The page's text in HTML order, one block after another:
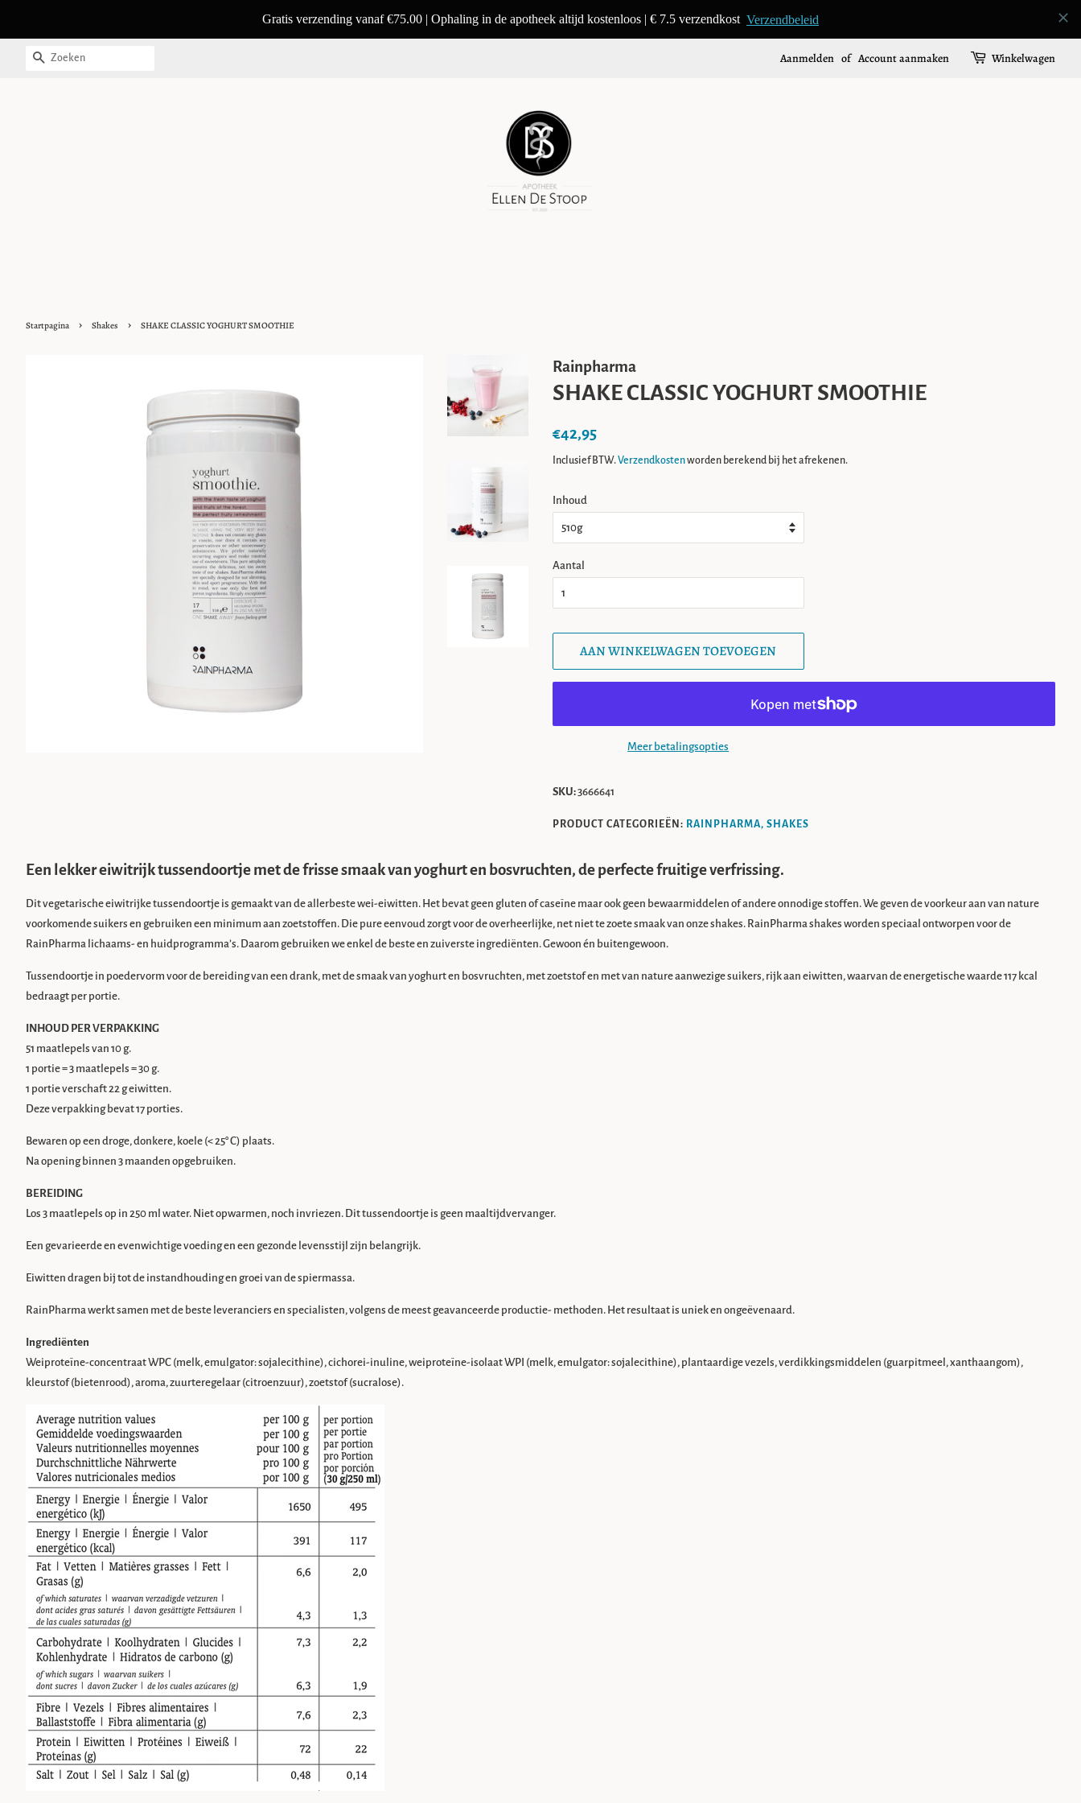
ZOEKEN Aanmelden of Account aanmaken Winkelwagen
Startpagina › Shakes › SHAKE CLASSIC YOGHURT SMOOTHIE
Rainpharma
SHAKE CLASSIC YOGHURT SMOOTHIE
Normale
€42,95
Inclusief BTW.Verzendkostenworden berekend bij het afrekenen.
Inhoud
Aantal
AAN WINKELWAGEN TOEVOEGEN
Meer betalingsopties
SKU:3666641
PRODUCT CATEGORIEËN: RAINPHARMA, SHAKES
Een lekker eiwitrijk tussendoortje met de frisse smaak van yoghurt en bosvruchten, de perfecte fruitige verfrissing.
Dit vegetarische eiwitrijke tussendoortje is gemaakt van de allerbeste wei-eiwitten. Het bevat geen gluten of caseïne maar ook geen bewaarmiddelen of andere onnodige stoffen. We geven de voorkeur aan van nature
voorkomende suikers en gebruiken een minimum aan zoetstoffen. Die pure eenvoud zorgt voor de overheerlijke, net niet te zoete smaak van onze shakes. RainPharma shakes worden speciaal ontworpen voor de
RainPharma lichaams- en huidprogramma’s. Daarom gebruiken we enkel de beste en zuiverste ingrediënten. Gewoon én buitengewoon.
Tussendoortje in poedervorm voor de bereiding van een drank, met de smaak van yoghurt en bosvruchten, met zoetstof en met van nature aanwezige suikers, rijk aan eiwitten, waarvan de energetische waarde 117 kcal
bedraagt per portie.
INHOUD PER VERPAKKING
51 maatlepels van 10 g.
1 portie = 3 maatlepels = 30 g.
1 portie verschaft 22 g eiwitten.
Deze verpakking bevat 17 porties.
Bewaren op een droge, donkere, koele (< 25° C) plaats.
Na opening binnen 3 maanden opgebruiken.
BEREIDING
Los 3 maatlepels op in 250 ml water. Niet opwarmen, noch invriezen. Dit tussendoortje is geen maaltijdvervanger.
Een gevarieerde en evenwichtige voeding en een gezonde levensstijl zijn belangrijk.
Eiwitten dragen bij tot de instandhouding en groei van de spiermassa.
RainPharma werkt samen met de beste leveranciers en specialisten, volgens de meest geavanceerde productie- methoden. Het resultaat is uniek en ongeëvenaard.
Ingrediënten
Weiproteïne-concentraat WPC (melk, emulgator: sojalecithine), cichorei-inuline, weiproteïne-isolaat WPI (melk, emulgator: sojalecithine), plantaardige vezels, verdikkingsmiddelen (guarpitmeel, xanthaangom),
kleurstof (bietenrood), aroma, zuurteregelaar (citroenzuur), zoetstof (sucralose).